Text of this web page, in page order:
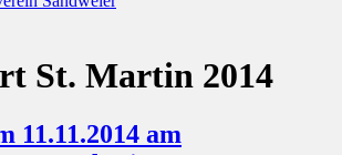
St. Martin 2014
11.11.2014 am